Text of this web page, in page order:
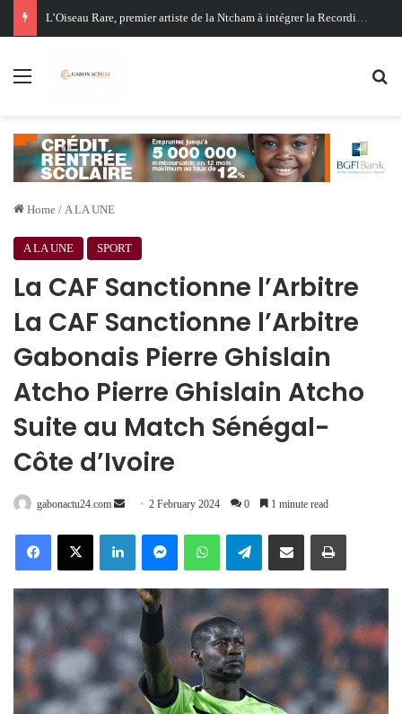
Oligui Nguema au Ghana : Libreville mise sur Accra pour renforcer sa stratégie diplomatique et économique
Menu
Home / A LA UNE
A LA UNE SPORT
La CAF Sanctionne l’Arbitre
La CAF Sanctionne l’Arbitre
Gabonais Pierre Ghislain
Atcho Pierre Ghislain Atcho
Suite au Match Sénégal-
Côte d’Ivoire
gabonactu24.com
Send 2 February 2024 0 1 minute read
FacebookX LinkedInMessengerWhatsAppTelegramShare via Email Print